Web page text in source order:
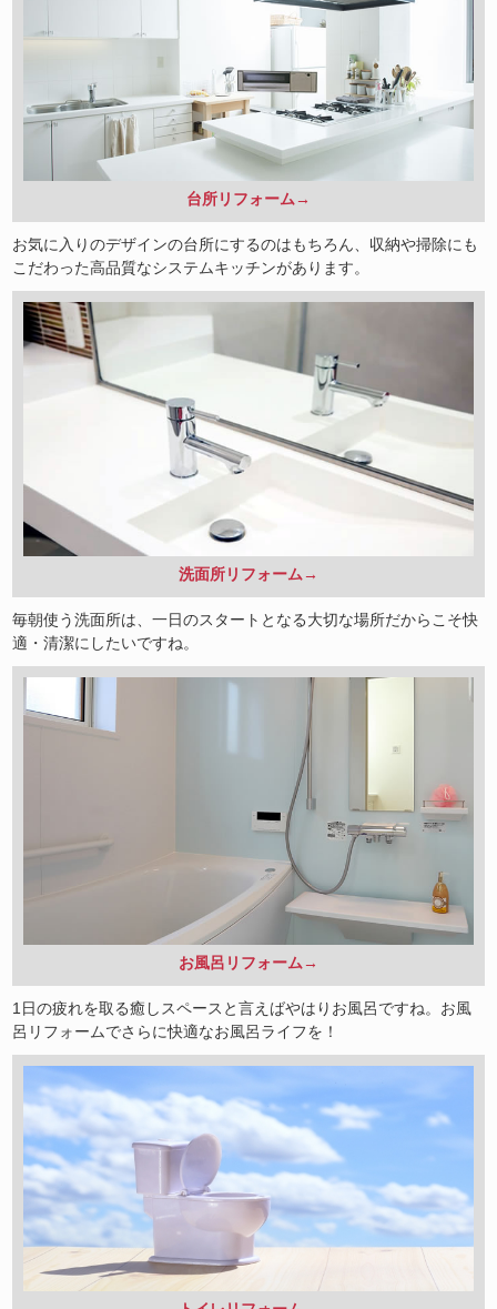
台所リフォーム→
お気に入りのデザインの台所にするのはもちろん、収納や掃除にも
こだわった高品質なシステムキッチンがあります。
洗面所リフォーム→
毎朝使う洗面所は、一日のスタートとなる大切な場所だからこそ快
適・清潔にしたいですね。
お風呂リフォーム→
1日の疲れを取る癒しスペースと言えばやはりお風呂ですね。お風
呂リフォームでさらに快適なお風呂ライフを！